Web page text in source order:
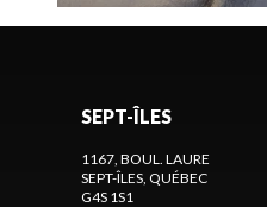
SEPT-ÎLES
1167, BOUL. LAURE
SEPT-ÎLES , QUÉBEC
G4S 1S1